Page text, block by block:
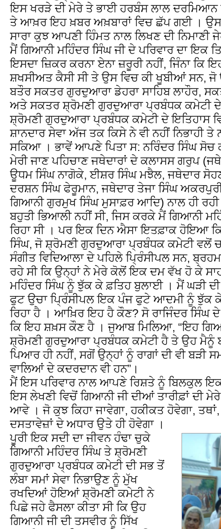
ਇਸ ਖਰੜੇ ਦੀ ਮੇਰੇ ਤੇ ਭਾਈ ਹਰਬੰਸ ਲਾਲ ਦਰਮਿਆਨ
ਤੇ ਆਖ਼ਰ ਇਹ ਖ਼ਬਰ ਅਖ਼ਬਾਰਾਂ ਵਿਚ ਛੱਪ ਗਈ ।
ਸਾਰਾ ਕੁਝ ਆਪਣੀ ਹਿੰਮਤ ਨਾਲ ਲਿਖਣ ਦੀ ਨਿਮਾਣੀ
ਮੈਂ ਗਿਆਨੀ ਮਹਿੰਦਰ ਸਿੰਘ ਜੀ ਦੇ ਪਰਿਵਾਰ ਦਾ ਇਕ
ਇਸਦਾ ਜ਼ਿਕਰ ਕਰਨਾ ਏਨਾ ਜ਼ਰੂਰੀ ਨਹੀਂ, ਜਿੰਨਾ ਕਿ
ਸ਼ਖਸੀਅਤ ਕੈਸੀ ਸੀ ਤੇ ਉਸ ਵਿਚ ਕੀ ਖੂਬੀਆਂ ਸਨ, ਜੋ
ਬਤੌਰ ਸਕਤਰ ਗੁਰਦੁਆਰਾ ਡੇਹਰਾ ਸਾਹਿਬ ਲਾਹੌਰ,
ਅਤੇ ਸਕਤਰ ਸ਼੍ਰੋਮਣੀ ਗੁਰਦੁਆਰਾ ਪ੍ਰਬੰਧਕ ਕਮੇਟੀ ਦੇ
ਸ਼੍ਰੋਮਣੀ ਗੁਰਦੁਆਰਾ ਪ੍ਰਬੰਧਕ ਕਮੇਟੀ ਦੇ ਇਤਿਹਾਸ
ਸ਼ਾਨਦਾਰ ਸੇਵਾ ਅੱਜ ਤਕ ਕਿਸੇ ਨੇ ਵੀ ਨਹੀਂ ਨਿਭਾਹੀ ਤੇ
ਸਕਿਆ । ਭਾਵੇਂ ਆਪਣੇ ਪਿਤਾ ਸ: ਨਰਿੰਦਰ ਸਿੰਘ
ਮੇਰੀ ਜਾਣ ਪਹਿਚਾਣ ਜਥੇਦਾਰਾਂ ਦੇ ਕਲਾਸਸ ਗਰੁਪ
ਊਧਮ ਸਿੰਘ ਨਾਗੋਕੇ, ਈਸ਼ਰ ਸਿੰਘ ਮਝੈਲ, ਜਥੇਦਾਰ
ਦਰਸ਼ਨ ਸਿੰਘ ਫੇਰੂਮਾਨ, ਜਥੇਦਾਰ ਤੇਜਾ ਸਿੰਘ
ਗਿਆਨੀ ਗੁਰਮੁਖ ਸਿੰਘ ਮੁਸਾਫ਼ਰ ਆਦਿ) ਨਾਲ ਹੀ
ਬਹੁਤੀ ਭਿਆਲੀ ਨਹੀਂ ਸੀ, ਜਿਸ ਕਰਕੇ ਮੈਂ ਗਿਆਨੀ
ਰਿਹਾ ਸੀ । ਪਰ ਇਕ ਦਿਨ ਐਸਾ ਇਤਫ਼ਾਕ ਹੋਇਆ ਕਿ
ਸਿੰਘ, ਜੋ ਸ਼੍ਰੋਮਣੀ ਗੁਰਦੁਆਰਾ ਪ੍ਰਬੰਧਕ ਕਮੇਟੀ ਵਲੋਂ
ਸੰਗੀਤ ਵਿਦਿਆਲਾ ਦੇ ਪਹਿਲੇ ਪ੍ਰਿੰਸੀਪਲ ਸਨ,
ਰਹੇ ਸੀ ਕਿ ਉਨ੍ਹਾਂ ਨੇ ਮੇਰੇ ਕੋਲੋਂ ਇਕ ਦਮ ਵੱਖ ਹੋ ਕੇ
ਮਹਿੰਦਰ ਸਿੰਘ ਨੂੰ ਝੁੱਕ ਕੇ ਫ਼ਤਿਹ ਬੁਲਾਈ । ਮੈਂ ਘੜੀ
ਫੁਟ ਉਚਾ ਪ੍ਰਿੰਸੀਪਲ ਇਕ ਪੰਜ ਫੁਟੇ ਆਦਮੀ ਨੂੰ ਝੁੱਕ ਕੇ
ਰਿਹਾ ਹੈ । ਆਖ਼ਿਰ ਇਹ ਹੈ ਕੌਣ? ਸੋ ਰਾਜਿੰਦਰ ਸਿੰਘ
ਕਿ ਇਹ ਸ਼ਖ਼ਸ ਕੌਣ ਹੈ । ਜੁਆਬ ਮਿਲਿਆ, “ਇਹ
ਸ਼੍ਰੋਮਣੀ ਗੁਰਦੁਆਰਾ ਪ੍ਰਬੰਧਕ ਕਮੇਟੀ ਹੈ ਤੇ ਉਹ ਮੈਨੂੰ
ਪਿਆਰ ਹੀ ਨਹੀਂ, ਸਗੋਂ ਉਨ੍ਹਾਂ ਨੂੰ ਰਾਗਾਂ ਦੀ ਵੀ ਬੜੀ
ਵਾਲਿਆਂ ਦੇ ਕਦਰਦਾਨ ਵੀ ਹਨ”।
ਮੈਂ ਇਸ ਪਰਿਵਾਰ ਨਾਲ ਆਪਣੇ ਰਿਸ਼ਤੇ ਨੂੰ ਬਿਲਕੁਲ
ਇਸ ਲੇਖਣੀ ਵਿਚੋਂ ਗਿਆਨੀ ਜੀ ਦੀਆਂ ਤਾਰੀਫ਼ਾਂ ਦੀ
ਆਵੇ । ਜੋ ਕੁਝ ਕਿਹਾ ਜਾਵੇਗਾ, ਹਕੀਕਤ ਹੋਵੇਗਾ,
ਦਸਤਾਵੇਜ਼ਾਂ ਦੇ ਅਧਾਰ ਉਤੇ ਹੀ ਹੋਵੇਗਾ ।
ਪੂਰੀ ਇਕ ਸਦੀ ਦਾ ਜੀਵਨ ਹੰਢਾ ਚੁਕੇ
ਗਿਆਨੀ ਮਹਿੰਦਰ ਸਿੰਘ ਤੇ ਸ਼੍ਰੋਮਣੀ
ਗੁਰਦੁਆਰਾ ਪ੍ਰਬੰਧਕ ਕਮੇਟੀ ਦੀ ਸਭ ਤੋਂ
ਲੰਬਾ ਸਮਾਂ ਸੇਵਾ ਨਿਭਾਉਣ ਨੂੰ ਮੁੱਖ
ਰਖਦਿਆਂ ਹੋਇਆਂ ਸ਼੍ਰੋਮਣੀ ਕਮੇਟੀ ਨੇ
ਪਿਛੇ ਜਹੇ ਫੈਸਲਾ ਕੀਤਾ ਸੀ ਕਿ ਉਹ
ਗਿਆਨੀ ਜੀ ਦੀ ਤਸਵੀਰ ਨੂੰ ਸਿੱਖ